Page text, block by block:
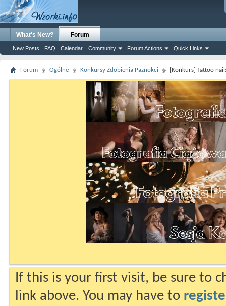
What's New? Forum
New Posts FAQ Calendar Community Forum Actions Quick Links
Forum Ogólne Konkursy Zdobienia Paznokci [Konkurs] Tattoo
If this is your first visit, be sure to
link above. You may have to